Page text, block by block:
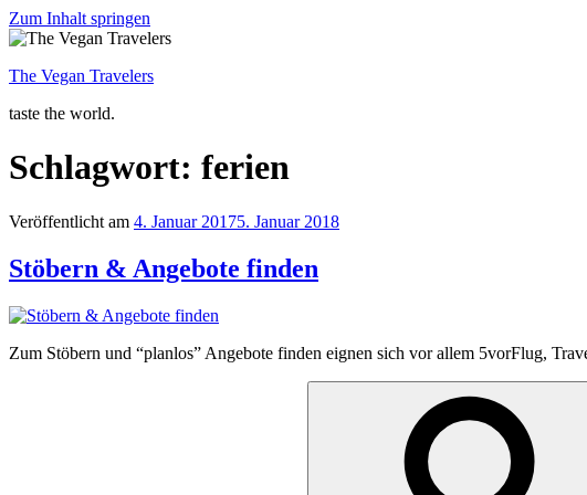
Zum Inhalt springen
The Vegan Travelers
taste the world.
Schlagwort: ferien
Veröffentlicht am 4. Januar 20175. Januar 2018
Stöbern & Angebote finden
Zum Stöbern und “planlos” Angebote finden eignen sich vor allem 5vorFlug,